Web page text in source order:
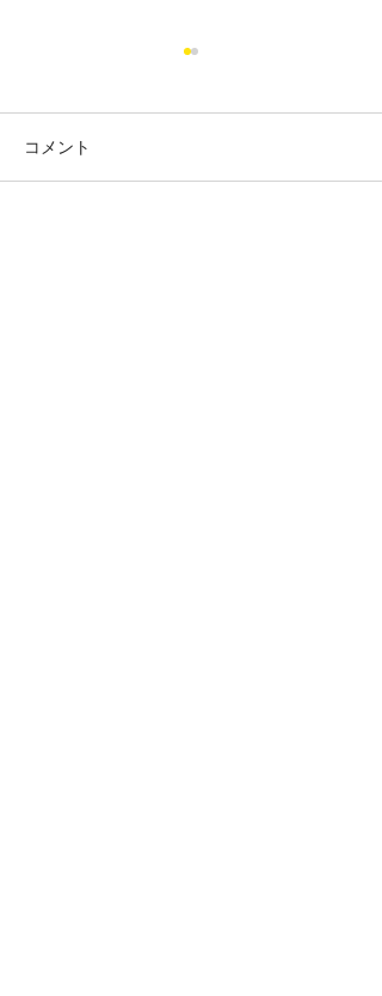
コメント